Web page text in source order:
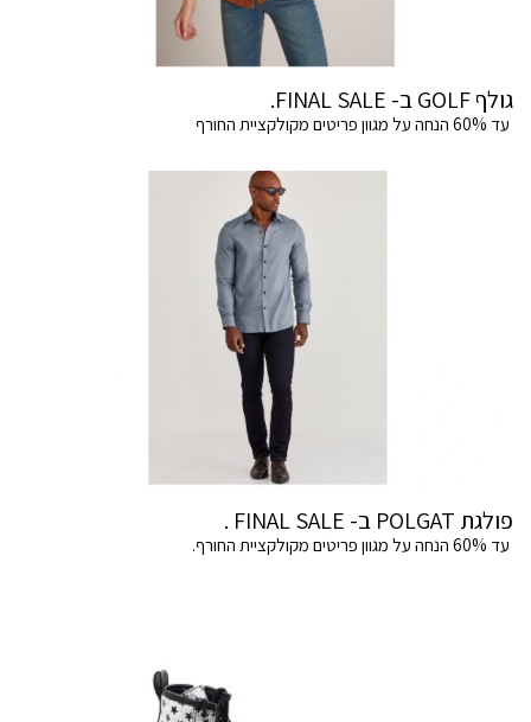
גולף GOLF ב- FINAL SALE.
עד 60% הנחה על מגוון פריטים מקולקציית החורף
פולגת POLGAT ב- FINAL SALE .
עד 60% הנחה על מגוון פריטים מקולקציית החורף.